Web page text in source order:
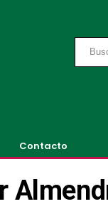
Contacto